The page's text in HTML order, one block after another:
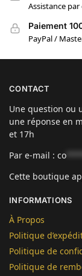
Assistance
Paiement
PayPal /
CONTACT
Une question ou
une réponse en
et 17h
Par e-mail : co
Cette boutique
INFORMATIONS
À Propos
Politique
Politique de
Politique de